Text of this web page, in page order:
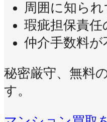
周囲に知ら
瑕疵担保責任
仲介手数料が
秘密厳守、無料
す。